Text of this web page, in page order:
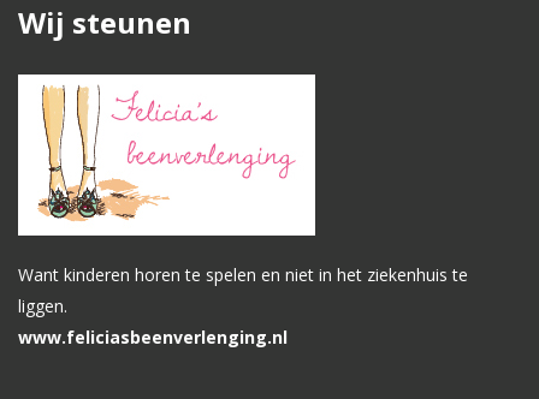
Wij steunen
Want kinderen horen te spelen en niet in het ziekenhuis te
liggen.
www.feliciasbeenverlenging.nl